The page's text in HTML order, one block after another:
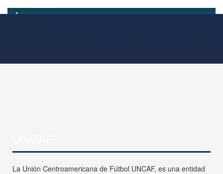
La Unión Centroamericana de Fútbol UNCAF, es una entidad